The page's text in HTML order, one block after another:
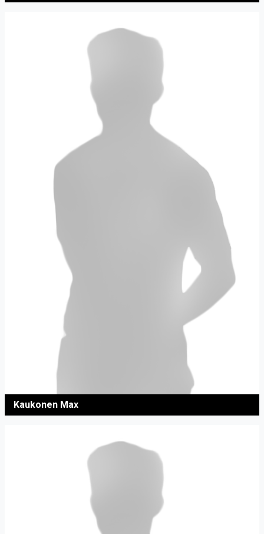
Kaukonen Max